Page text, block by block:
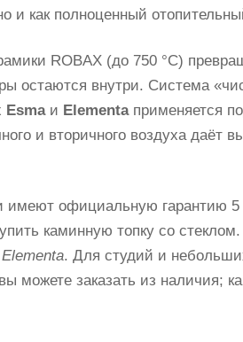
и как полноценный
ROBAX (до 750 °C)
остаются внутри. Система
Esmaи Elementaприменяется
и вторичного воздуха даёт
официальную гарантию 5
каминную топку со
. Для студий и
можете заказать из наличия;